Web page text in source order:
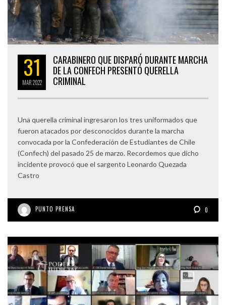
31
MAR2022
CARABINERO QUE DISPARÓ DURANTE MARCHA
DE LA CONFECH PRESENTÓ QUERELLA
CRIMINAL
Una querella criminal ingresaron los tres uniformados que
fueron atacados por desconocidos durante la marcha
convocada por la Confederación de Estudiantes de Chile
(Confech) del pasado 25 de marzo. Recordemos que dicho
incidente provocó que el sargento Leonardo Quezada
Castro
PUNTO PRENSA 0